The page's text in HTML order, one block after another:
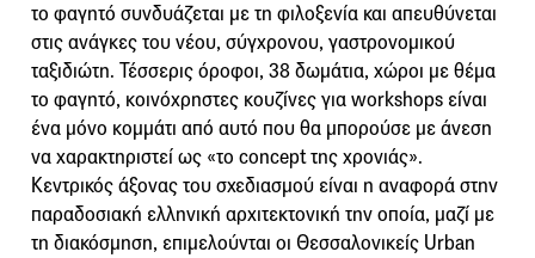
το φαγητό συνδυάζεται με τη φιλοξενία και απευθύνεται
στις ανάγκες του νέου, σύγχρονου, γαστρονομικού
ταξιδιώτη. Τέσσερις όροφοι, 38 δωμάτια, χώροι με θέμα
το φαγητό, κοινόχρηστες κουζίνες για workshops είναι
ένα μόνο κομμάτι από αυτό που θα μπορούσε με άνεση
να χαρακτηριστεί ως «το concept της χρονιάς».
Κεντρικός άξονας του σχεδιασμού είναι η αναφορά στην
παραδοσιακή ελληνική αρχιτεκτονική την οποία, μαζί με
τη διακόσμηση, επιμελούνται οι Θεσσαλονικείς Urban